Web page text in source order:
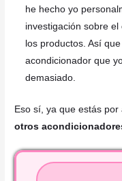
he hecho yo
investigación sobre
los productos. Así
acondicionador que
demasiado.
Eso sí, ya que estás
otros